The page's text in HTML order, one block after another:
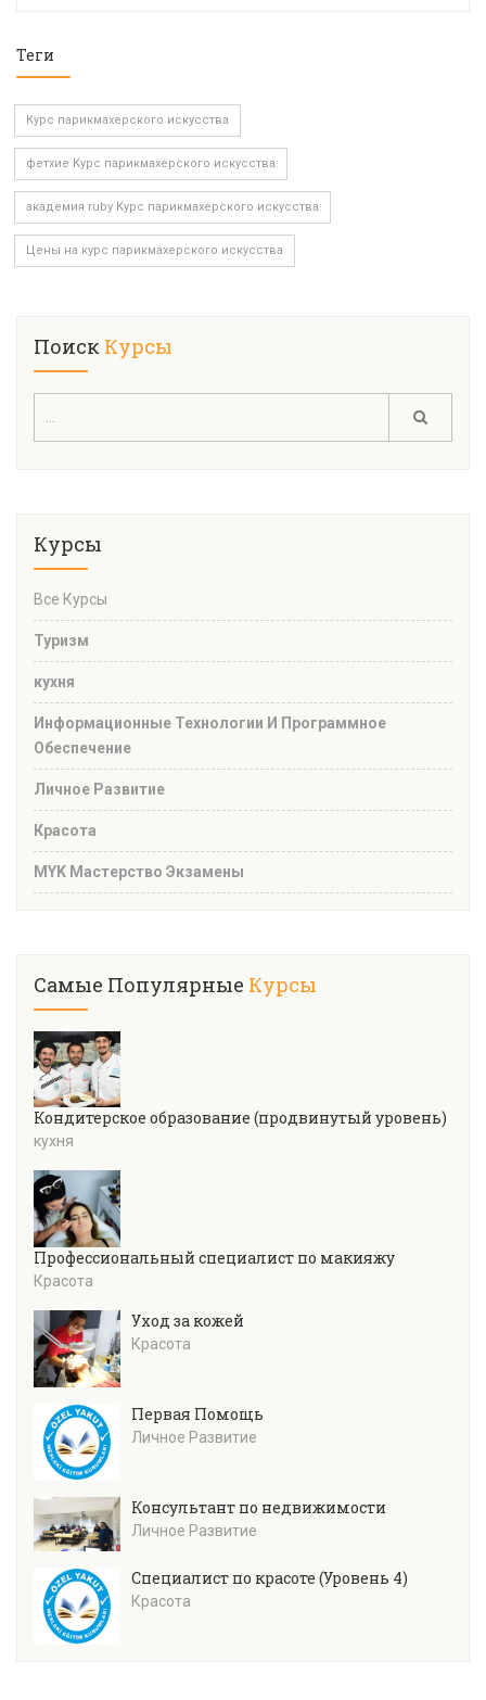
Теги
Курс парикмахерского искусства
фетхие Курс парикмахерского искусства
академия ruby Курс парикмахерского искусства
Цены на курс парикмахерского искусства
Поиск Курсы
Курсы
Все Курсы
Туризм
кухня
Информационные Технологии И Программное
Обеспечение
Личное Развитие
Красота
MYK Мастерство Экзамены
Самые Популярные Курсы
Кондитерское образование (продвинутый уровень)
кухня
Профессиональный специалист по макияжу
Красота
Уход за кожей
Красота
Первая Помощь
Личное Развитие
Консультант по недвижимости
Личное Развитие
Специалист по красоте (Уровень 4)
Красота